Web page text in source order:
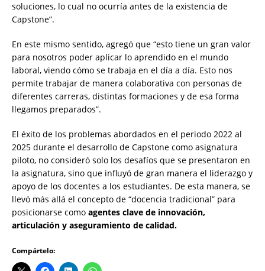
soluciones, lo cual no ocurría antes de la existencia de
Capstone”.
En este mismo sentido, agregó que “esto tiene un gran valor
para nosotros poder aplicar lo aprendido en el mundo
laboral, viendo cómo se trabaja en el día a día. Esto nos
permite trabajar de manera colaborativa con personas de
diferentes carreras, distintas formaciones y de esa forma
llegamos preparados”.
El éxito de los problemas abordados en el periodo 2022 al
2025 durante el desarrollo de Capstone como asignatura
piloto, no consideró solo los desafíos que se presentaron en
la asignatura, sino que influyó de gran manera el liderazgo y
apoyo de los docentes a los estudiantes. De esta manera, se
llevó más allá el concepto de “docencia tradicional” para
posicionarse como agentes clave de innovación,
articulación y aseguramiento de calidad.
Compártelo: